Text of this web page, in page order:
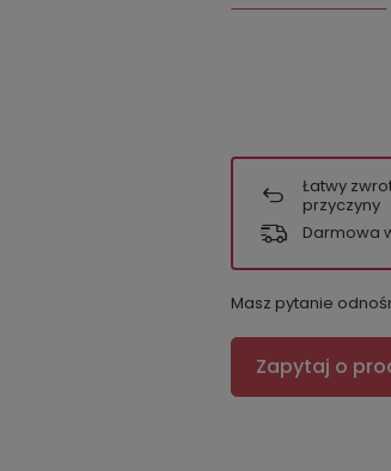
Łatwy
przyczyny
Darmowa
Masz pytanie
Zapytaj o